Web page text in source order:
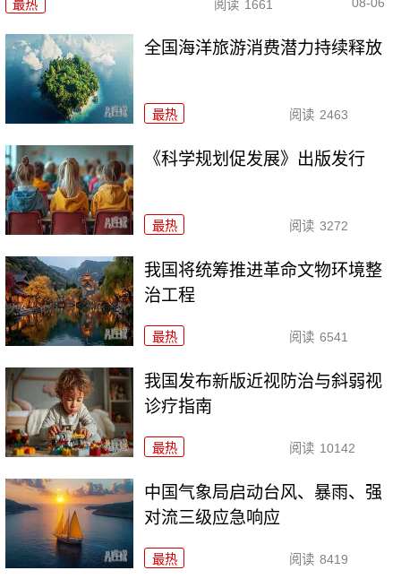
最热 阅读 1661
全国海洋旅游消费潜力持续释放
最热 阅读 2463
《科学规划促发展》出版发行
最热 阅读 3272
我国将统筹推进革命文物环境整
治工程
最热 阅读 6541
我国发布新版近视防治与斜弱视
诊疗指南
最热 阅读 10142
中国气象局启动台风、暴雨、强
对流三级应急响应
最热 阅读 8419